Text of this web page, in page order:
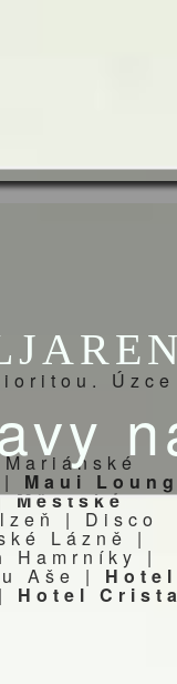
Úzce
Mariánské
Maui
|Městské
| Disco
Lázně |
Hamrníky |
u Aše | Hotel
| Hotel